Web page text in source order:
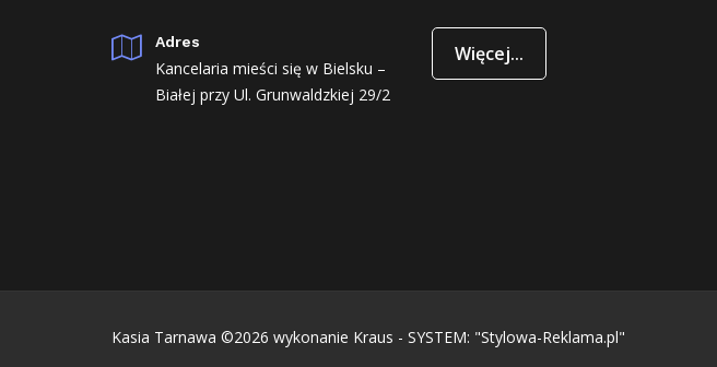
Adres
Kancelaria mieści się w Bielsku –
Białej przy Ul. Grunwaldzkiej 29/2
Więcej...
Kasia Tarnawa ©2026 wykonanie Kraus - SYSTEM: "Stylowa-Reklama.pl"